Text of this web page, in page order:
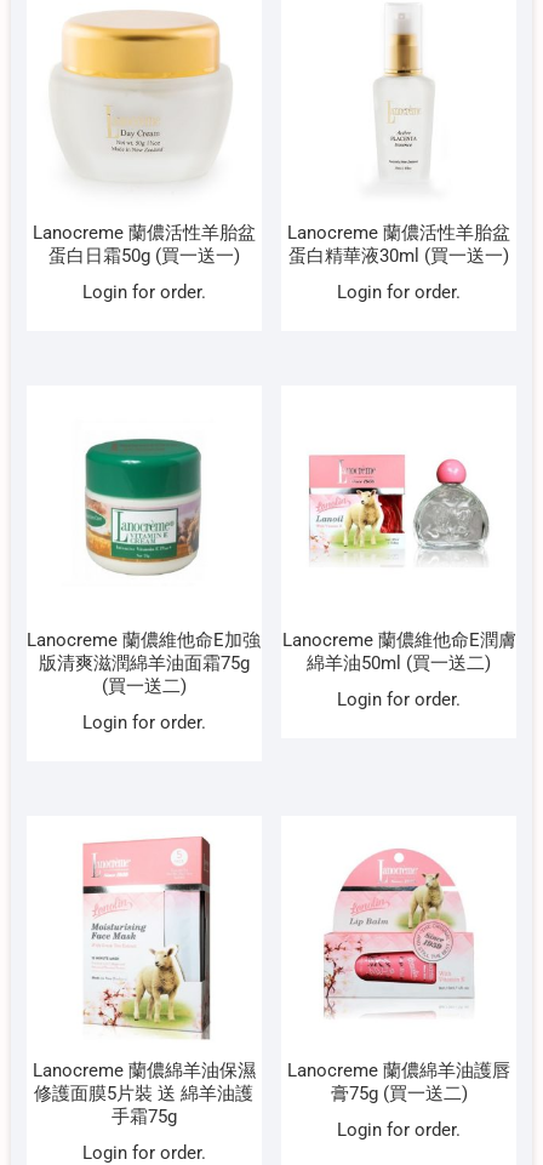
Lanocreme 蘭儂活性羊胎盆
蛋白日霜50g (買一送一)
Login for order.
Lanocreme 蘭儂活性羊胎盆
蛋白精華液30ml (買一送一)
Login for order.
Lanocreme 蘭儂維他命E加強
版清爽滋潤綿羊油面霜75g
(買一送二)
Login for order.
Lanocreme 蘭儂維他命E潤膚
綿羊油50ml (買一送二)
Login for order.
Lanocreme 蘭儂綿羊油保濕
修護面膜5片裝 送 綿羊油護
手霜75g
Login for order.
Lanocreme 蘭儂綿羊油護唇
膏75g (買一送二)
Login for order.